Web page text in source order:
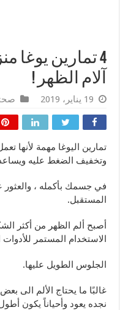
4 تمارين يوغا
آلام الظهر !
19 يناير، 2019
تمارين اليوغا مهمة لأنها
وتخفيف الضغط عليه
في جسمك بأكمله ،
المستقبل.
أصبح ألم الظهر من أكثر
الاستخدام المستمر للأدوات
الجلوس الطويل عليها.
غالبًا ما يحتاج الألم الى
نجده يعود وأحياناً يكون